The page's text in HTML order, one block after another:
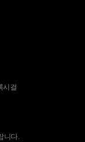
시걸
니다.